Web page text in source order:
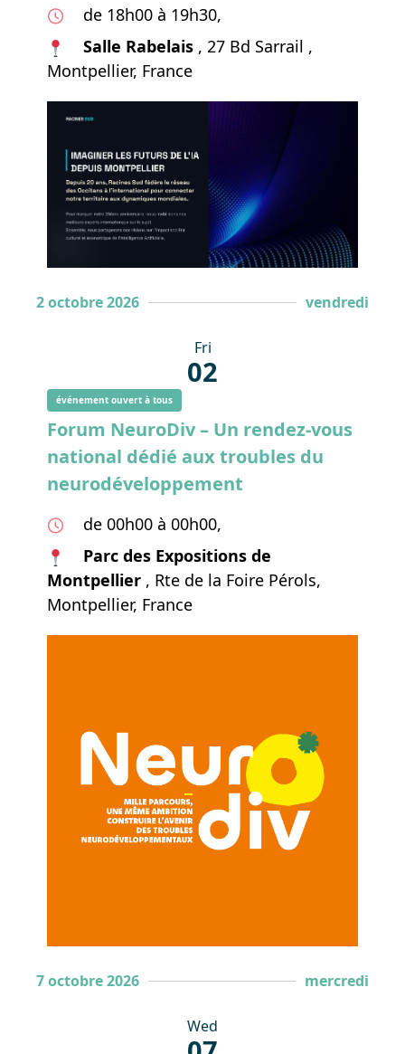
de 18h00 à 19h30,
Salle Rabelais , 27 Bd Sarrail ,
Montpellier, France
2 octobre 2026 vendredi
Fri
02
événement ouvert à tous
Forum NeuroDiv – Un rendez-vous
national dédié aux troubles du
neurodéveloppement
de 00h00 à 00h00,
Parc des Expositions de
Montpellier , Rte de la Foire Pérols,
Montpellier, France
7 octobre 2026 mercredi
Wed